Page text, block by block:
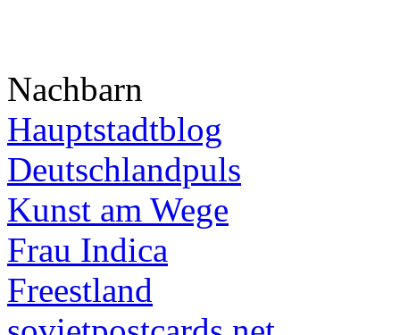
Nachbarn
Hauptstadtblog
Deutschlandpuls
Kunst am Wege
Frau Indica
Freestland